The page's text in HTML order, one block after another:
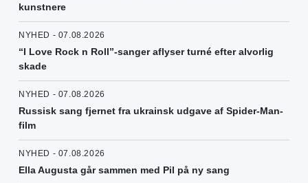
kunstnere
NYHED - 07.08.2026
“I Love Rock n Roll”-sanger aflyser turné efter alvorlig
skade
NYHED - 07.08.2026
Russisk sang fjernet fra ukrainsk udgave af Spider-Man-
film
NYHED - 07.08.2026
Ella Augusta går sammen med Pil på ny sang